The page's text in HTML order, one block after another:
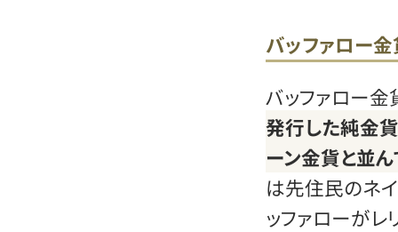
バッファロー
バッファロー金
発行した純金
ーン金貨と並
は先住民のネイ
ッファローがレ